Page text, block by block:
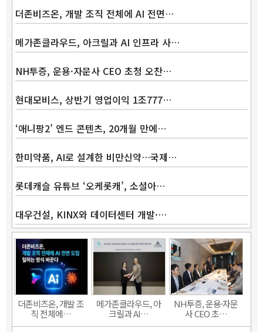
더존비즈온, 개발 조직 전체에 AI 전면…
메가존클라우드, 아크릴과 AI 인프라 사…
NH투증, 운용·자문사 CEO 초청 오찬…
현대모비스, 상반기 영업이익 1조777…
‘애니팡2’ 엔드 콘텐츠, 20개월 만에…
한미약품, AI로 설계한 비만신약…국제…
롯데캐슬 유튜브 ‘오케롯캐’, 소셜아…
대우건설, KINX와 데이터센터 개발·…
더존비즈온, 개발 조
직 전체에…
메가존클라우드, 아
크릴과 AI…
NH투증, 운용·자문
사 CEO 초…